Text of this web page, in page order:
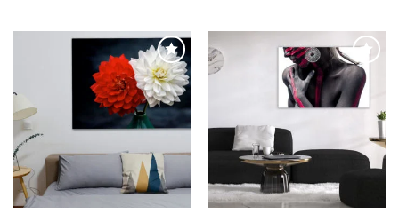
Adaugă
favorite
Adaugă